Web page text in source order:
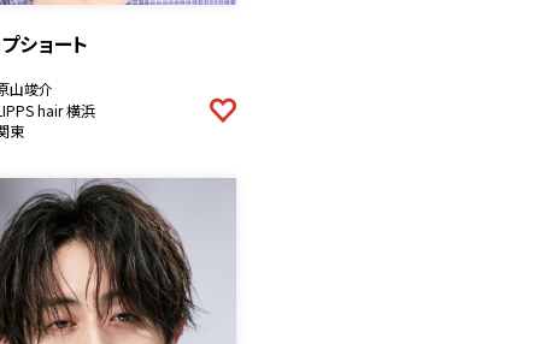
ショート
山竣介
hair 横浜
東